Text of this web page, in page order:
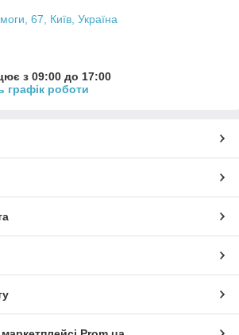
67, Київ, Україна
з 09:00 до 17:00
графік роботи